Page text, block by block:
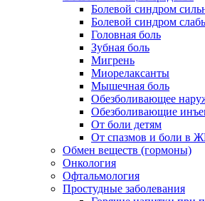
Болевой синдром
Болевой синдром
Головная боль
Зубная боль
Мигрень
Миорелаксанты
Мышечная боль
Обезболивающее
Обезболивающие
От боли детям
От спазмов и боли в
Обмен веществ (гормоны)
Онкология
Офтальмология
Простудные заболевания